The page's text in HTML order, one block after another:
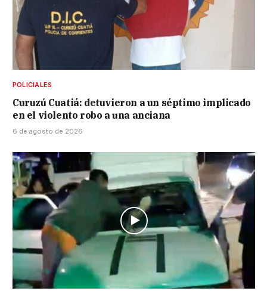
POLICIALES
Curuzú Cuatiá: detuvieron a un séptimo implicado
en el violento robo a una anciana
6 de agosto de 2026